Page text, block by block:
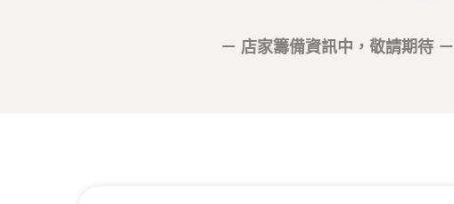
－ 店家籌備資訊中，敬請期待 －